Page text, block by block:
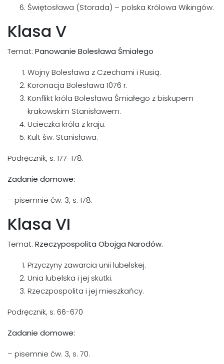
Świętosława (Storada) – polska Królowa Wikingów.
Klasa V
Temat: Panowanie Bolesława Śmiałego
Wojny Bolesława z Czechami i Rusią.
Koronacja Bolesława 1076 r.
Konflikt króla Bolesława Śmiałego z biskupem
krakowskim Stanisławem.
Ucieczka króla z kraju.
Kult św. Stanisława.
Podręcznik, s. 177-178.
Zadanie domowe:
– pisemnie ćw. 3, s. 178.
Klasa VI
Temat: Rzeczypospolita Obojga Narodów.
Przyczyny zawarcia unii lubelskej.
Unia lubelska i jej skutki.
Rzeczpospolita i jej mieszkańcy.
Podręcznik, s. 66-670
Zadanie domowe:
– pisemnie ćw. 3, s. 70.